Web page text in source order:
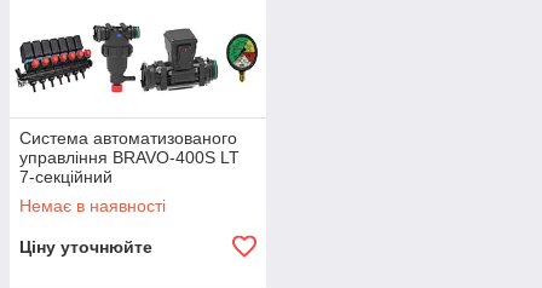
Система автоматизованого
управління BRAVO-400S LT
7-секційний
Немає в наявності
Ціну уточнюйте